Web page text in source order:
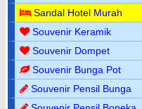
Sandal Hotel Murah
Souvenir Keramik
Souvenir Dompet
Souvenir Bunga Pot
Souvenir Pensil Bunga